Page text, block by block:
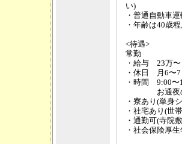
い)
・普通自動車
・年齢は40歳
<待遇>
常勤
・給与 23万
・休日 月6〜7
・時間 9:00〜
お通夜の
・寮あり(単身
・社宅あり(世
・通勤可(寺院
・社会保険厚